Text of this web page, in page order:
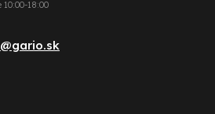
@gario.sk